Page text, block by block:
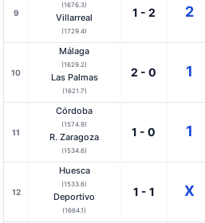
9
(1676.3)
Villarreal
(1729.4)
1 - 2 2
10
Málaga
(1629.2)
Las Palmas
(1621.7)
2 - 0 1
11
Córdoba
(1574.9)
R. Zaragoza
(1534.6)
1 - 0 1
12
Huesca
(1533.6)
Deportivo
(1664.1)
1 - 1 X